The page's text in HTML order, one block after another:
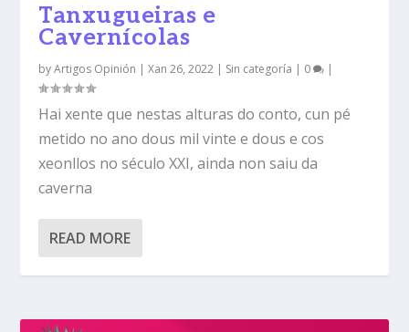
Tanxugueiras e
Cavernícolas
byArtigos Opinión |Xan 26, 2022 | Sin categoría | 0 |
Hai xente que nestas alturas do conto, cun pé
metido no ano dous mil vinte e dous e cos
xeonllos no século XXI, ainda non saiu da
caverna
READ MORE